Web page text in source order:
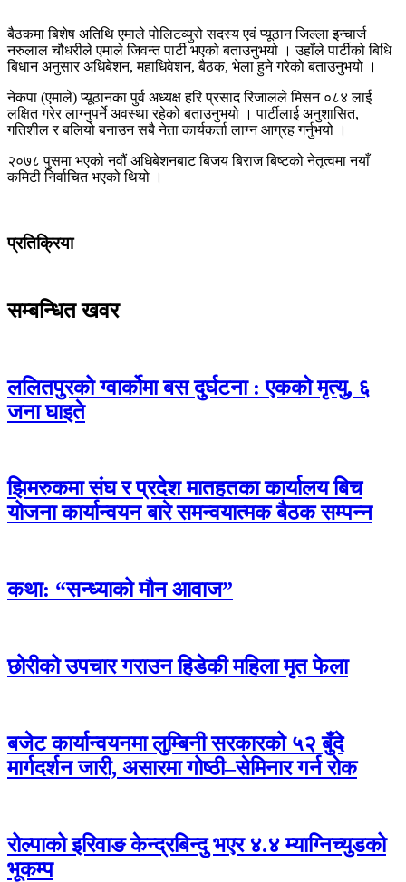
बैठकमा बिशेष अतिथि एमाले पोलिटव्युरो सदस्य एवं प्यूठान जिल्ला इन्चार्ज
नरुलाल चौधरीले एमाले जिवन्त पार्टी भएको बताउनुभयो । उहाँले पार्टीको बिधि
बिधान अनुसार अधिबेशन, महाधिवेशन, बैठक, भेला हुने गरेको बताउनुभयो ।
नेकपा (एमाले) प्यूठानका पुर्व अध्यक्ष हरि प्रसाद रिजालले मिसन ०८४ लाई
लक्षित गरेर लाग्नुपर्ने अवस्था रहेको बताउनुभयो । पार्टीलाई अनुशासित,
गतिशील र बलियो बनाउन सबै नेता कार्यकर्ता लाग्न आग्रह गर्नुभयो ।
२०७८ पुसमा भएको नवौं अधिबेशनबाट बिजय बिराज बिष्टको नेतृत्वमा नयाँ
कमिटी निर्वाचित भएको थियो ।
प्रतिक्रिया
सम्बन्धित खवर
ललितपुरको ग्वार्कोमा बस दुर्घटना : एकको मृत्यु, ६
जना घाइते
झिमरुकमा संघ र प्रदेश मातहतका कार्यालय बिच
योजना कार्यान्वयन बारे समन्वयात्मक बैठक सम्पन्न
कथा: “सन्ध्याको मौन आवाज”
छोरीको उपचार गराउन हिडेकी महिला मृत फेला
बजेट कार्यान्वयनमा लुम्बिनी सरकारको ५२ बुँदे
मार्गदर्शन जारी, असारमा गोष्ठी–सेमिनार गर्न रोक
रोल्पाको इरिवाङ केन्द्रबिन्दु भएर ४.४ म्याग्निच्युडको
भूकम्प